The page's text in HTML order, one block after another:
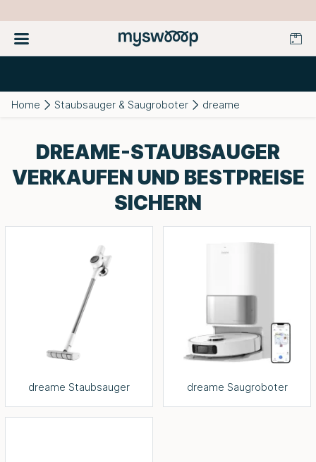
Home Staubsauger & Saugroboter dreame
DREAME-STAUBSAUGER
VERKAUFEN UND BESTPREISE
SICHERN
dreame Staubsauger dreame Saugroboter